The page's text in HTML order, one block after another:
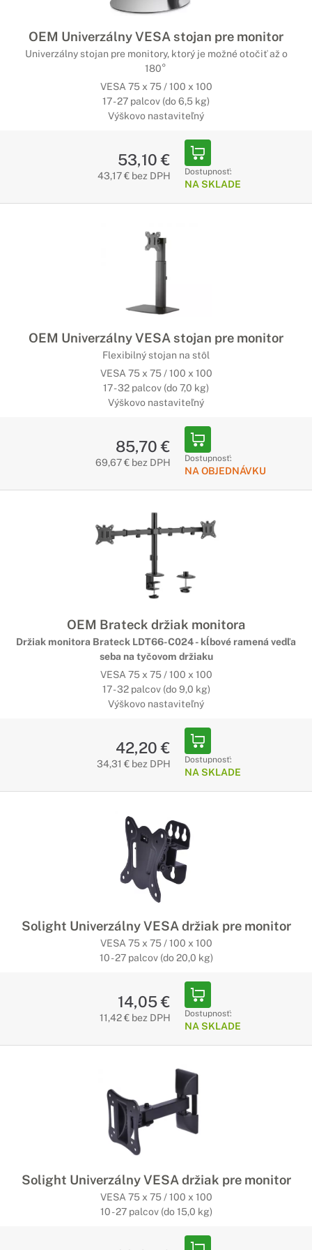
OEM Univerzálny VESA stojan pre monitor
Univerzálny stojan pre monitory, ktorý je možné otočiť až o
180°
VESA 75 x 75 / 100 x 100
17 - 27 palcov (do 6,5 kg)
Výškovo nastaviteľný
53,10 €
43,17 € bez DPH Dostupnosť:
NA SKLADE
OEM Univerzálny VESA stojan pre monitor
Flexibilný stojan na stôl
VESA 75 x 75 / 100 x 100
17 - 32 palcov (do 7,0 kg)
Výškovo nastaviteľný
85,70 €
69,67 € bez DPH Dostupnosť:
NA OBJEDNÁVKU
OEM Brateck držiak monitora
Držiak monitora Brateck LDT66-C024 - kĺbové ramená vedľa
seba na tyčovom držiaku
VESA 75 x 75 / 100 x 100
17 - 32 palcov (do 9,0 kg)
Výškovo nastaviteľný
42,20 €
34,31 € bez DPH Dostupnosť:
NA SKLADE
Solight Univerzálny VESA držiak pre monitor
VESA 75 x 75 / 100 x 100
10 - 27 palcov (do 20,0 kg)
14,05 €
11,42 € bez DPH Dostupnosť:
NA SKLADE
Solight Univerzálny VESA držiak pre monitor
VESA 75 x 75 / 100 x 100
10 - 27 palcov (do 15,0 kg)